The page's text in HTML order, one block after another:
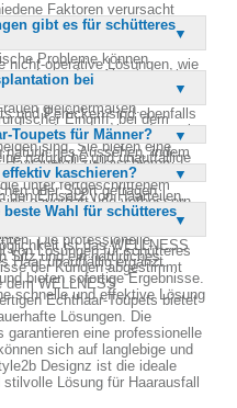
Faktoren verursacht
wie Schilddrüsenüber-
Ernährungsfehler
Probleme können
Alter bemerken
wird. Diese Ursachen
gleichermaßen.
gibt es für schütteres
nicht-operative Lösungen, wie
Dieses System
von dünnem oder fehlendem
und Perücken sind ebenfalls
sind so gestaltet, dass sie
sind. Sie bieten eine
zu kaschieren.
bei
Eingriff, bei dem
verpflanzt werden.
natürliches Aussehen, indem
Diese Behandlung ist
unter fortgeschrittenem
dauerhaft und verbessern
Männer als auch Frauen
Toupets für Männer?
natürliche und unauffällige
sind langlebig und können
oder Sport getragen
nicht als Haarersatz
für Männer, die eine
Die professionelle
Sitz und ein natürliches
kaschieren?
den Einsatz von Haarteilen,
Diese Lösungen sind
kaum von echtem Haar zu
ist das WELLNESS
Haar unauffällig ergänzt.
bieten sofortige Ergebnisse.
schnelle und effektive Lösung
Wahl für schütteres
von Lösungen für schütteres
der Kunden abgestimmt
dem WELLNESS
Echthaar-Toupets bietet
Lösungen. Die
garantieren eine professionelle
sich auf langlebige und
Designz ist die ideale
Lösung für Haarausfall